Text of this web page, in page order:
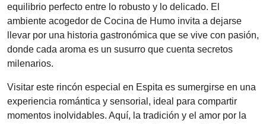
equilibrio perfecto entre lo robusto y lo delicado. El
ambiente acogedor de Cocina de Humo invita a dejarse
llevar por una historia gastronómica que se vive con pasión,
donde cada aroma es un susurro que cuenta secretos
milenarios.
Visitar este rincón especial en Espita es sumergirse en una
experiencia romántica y sensorial, ideal para compartir
momentos inolvidables. Aquí, la tradición y el amor por la